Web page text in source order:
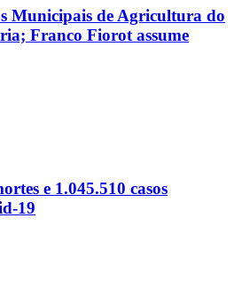
Municipais de Agricultura do
Franco Fiorot assume
e 1.045.510 casos
19